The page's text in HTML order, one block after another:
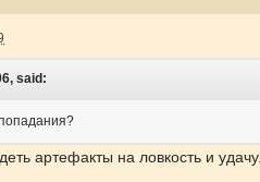
said:
артефакты на ловкость и удачу.